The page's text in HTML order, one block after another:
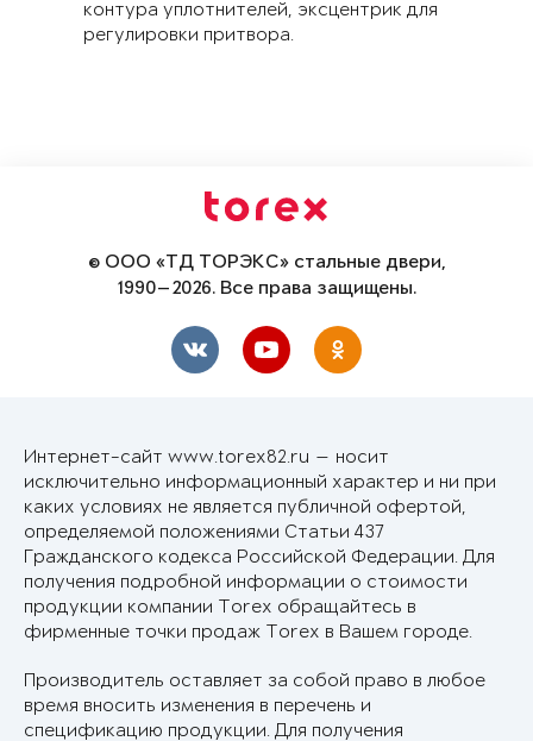
контура уплотнителей, эксцентрик для
регулировки притвора.
© ООО «ТД ТОРЭКС» стальные двери,
1990—2026. Все права защищены.
Интернет-сайт www.torex82.ru — носит
исключительно информационный характер и ни при
каких условиях не является публичной офертой,
определяемой положениями Статьи 437
Гражданского кодекса Российской Федерации. Для
получения подробной информации о стоимости
продукции компании Torex обращайтесь в
фирменные точки продаж Torex в Вашем городе.
Производитель оставляет за собой право в любое
время вносить изменения в перечень и
спецификацию продукции. Для получения